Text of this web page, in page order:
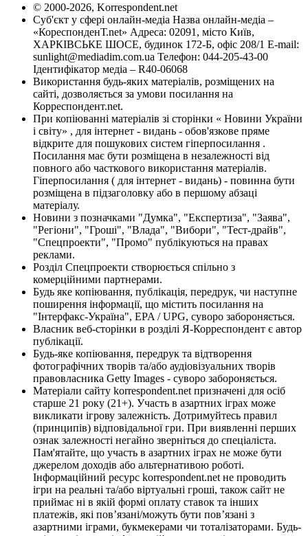
© 2000-2026, Korrespondent.net
Суб'єкт у сфері онлайн-медіа Назва онлайн-медіа –
«КореспонденТ.net» Адреса: 02091, місто Київ,
ХАРКІВСЬКЕ ШОСЕ, будинок 172-Б, офіс 208/1 E-mail:
sunlight@mediadim.com.ua Телефон: 044-205-43-00
Ідентифікатор медіа – R40-06068
Використання будь-яких матеріалів, розміщених на
сайті, дозволяється за умови посилання на
Корреспондент.net.
При копіюванні матеріалів зі сторінки « Новини України
і світу» , для інтернет - видань - обов'язкове пряме
відкрите для пошукових систем гіперпосилання .
Посилання має бути розміщена в незалежності від
повного або часткового використання матеріалів.
Гіперпосилання ( для інтернет - видань) - повинна бути
розміщена в підзаголовку або в першому абзаці
матеріалу.
Новини з позначками "Думка", "Експертиза", "Заява",
"Регіони", "Гроші", "Влада", "Вибори", "Тест-драйв",
"Спецпроекти", "Промо" публікуються на правах
реклами.
Розділ Спецпроекти створюється спільно з
комерційними партнерами.
Будь яке копіювання, публікація, передрук, чи наступне
поширення інформації, що містить посилання на
"Інтерфакс-Україна", EPA / UPG, суворо забороняється.
Власник веб-сторінки в розділі Я-Корреспондент є автор
публікації.
Будь-яке копіювання, передрук та відтворення
фотографічних творів та/або аудіовізуальних творів
правовласника Getty Images - суворо забороняється.
Матеріали сайту korrespondent.net призначені для осіб
старше 21 року (21+). Участь в азартних іграх може
викликати ігрову залежність. Дотримуйтесь правил
(принципів) відповідальної гри. При виявленні перших
ознак залежності негайно зверніться до спеціаліста.
Пам'ятайте, що участь в азартних іграх не може бути
джерелом доходів або альтернативою роботі.
Інформаційний ресурс korrespondent.net не проводить
ігри на реальні та/або віртуальні гроші, також сайт не
приймає ні в якій формі оплату ставок та інших
платежів, які пов’язані/можуть бути пов’язані з
азартними іграми, букмекерами чи тоталізаторами. Будь-